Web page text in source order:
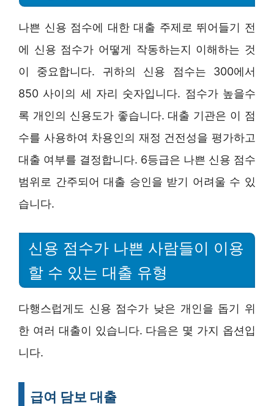
나쁜 신용 점수에 대한 대출 주제로 뛰어들기 전
에 신용 점수가 어떻게 작동하는지 이해하는 것
이 중요합니다. 귀하의 신용 점수는 300에서
850 사이의 세 자리 숫자입니다. 점수가 높을수
록 개인의 신용도가 좋습니다. 대출 기관은 이 점
수를 사용하여 차용인의 재정 건전성을 평가하고
대출 여부를 결정합니다. 6등급은 나쁜 신용 점수
범위로 간주되어 대출 승인을 받기 어려울 수 있
습니다.
신용 점수가 나쁜 사람들이 이용
할 수 있는 대출 유형
다행스럽게도 신용 점수가 낮은 개인을 돕기 위
한 여러 대출이 있습니다. 다음은 몇 가지 옵션입
니다.
급여 담보 대출